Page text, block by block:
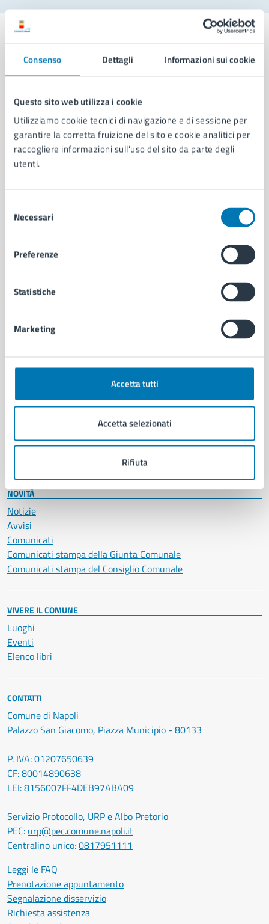
Consenso Dettagli Informazioni sui cookie
Questo sito web utilizza i cookie
Utilizziamo cookie tecnici di navigazione e di sessione per
garantire la corretta fruizione del sito e cookie analitici per
raccogliere informazioni sull'uso del sito da parte degli
utenti.
delNecessari
Preferenze
Statistiche
Marketing
Accetta tutti
Accetta selezionati
Rifiuta
Comune di Napoli
AMMINISTRAZIONE
Aree amministrative
Organi di governo
Municipalità
Personale amministrativo
Intranet, posta aziendale e protocollo
CATEGORIE DI SERVIZIO
Anagrafe e stato civile
Autorizzazioni
Documenti e certificati
Imprese e commercio
Salute, benessere e assistenza
Servizi Cimiteriali
Vita lavorativa
NOVITÀ
Notizie
Avvisi
Comunicati
Comunicati stampa della Giunta Comunale
Comunicati stampa del Consiglio Comunale
VIVERE IL COMUNE
Luoghi
Eventi
Elenco libri
CONTATTI
Comune di Napoli
Palazzo San Giacomo, Piazza Municipio - 80133
P. IVA: 01207650639
CF: 80014890638
LEI: 8156007FF4DEB97ABA09
Servizio Protocollo, URP e Albo Pretorio
PEC: urp@pec.comune.napoli.it
Centralino unico:0817951111
Leggi le FAQ
Prenotazione appuntamento
Segnalazione disservizio
Richiesta assistenza